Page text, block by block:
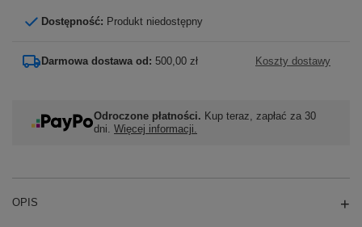
Dostępność: Produkt niedostępny
Darmowa dostawa od: 500,00 zł Koszty dostawy
Odroczone płatności. Kup teraz, zapłać za 30
dni. Więcej informacji.
OPIS